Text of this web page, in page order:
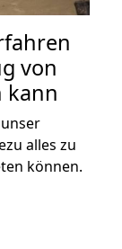
von
kann
alles zu
können.